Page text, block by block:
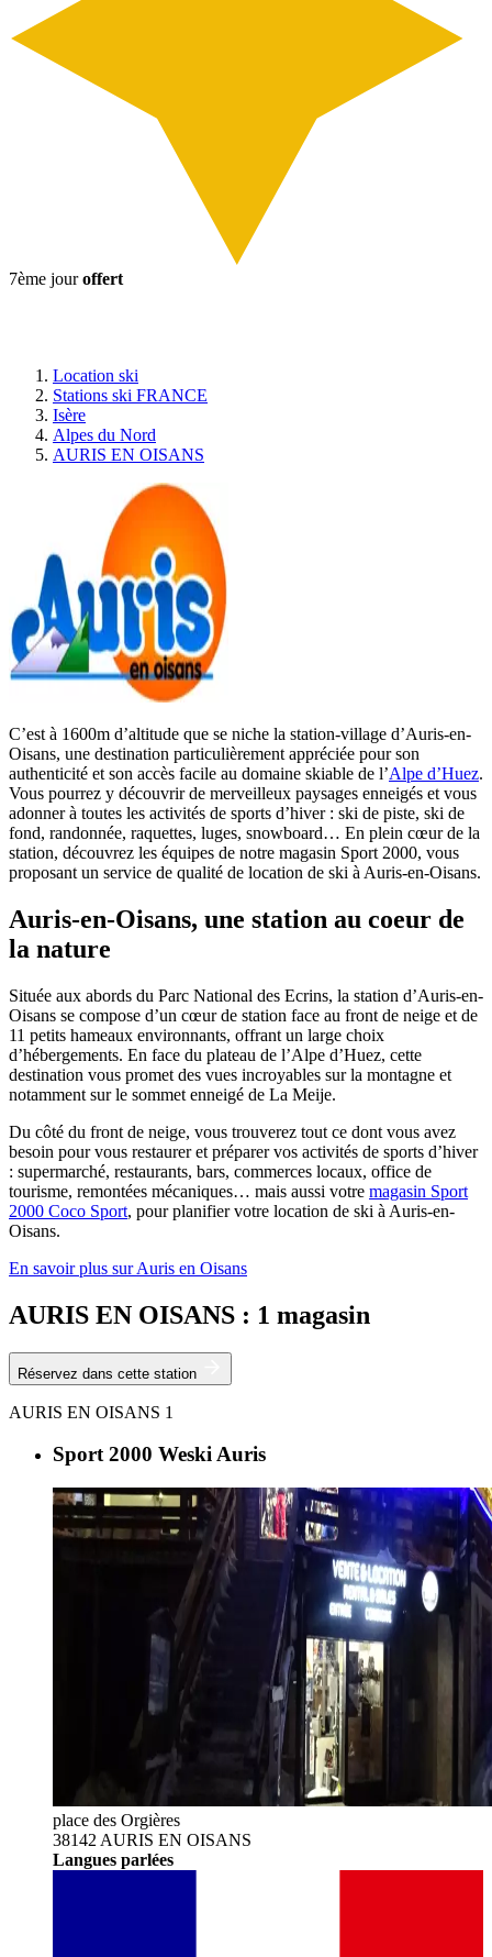
7ème jouroffert
Location ski
Stations ski FRANCE
Isère
Alpes du Nord
AURIS EN OISANS
C’est à 1600m d’altitude que se niche la station-village d’Auris-en-
Oisans, une destination particulièrement appréciée pour son
authenticité et son accès facile au domaine skiable de l’Alpe d’Huez.
Vous pourrez y découvrir de merveilleux paysages enneigés et vous
adonner à toutes les activités de sports d’hiver : ski de piste, ski de
fond, randonnée, raquettes, luges, snowboard… En plein cœur de la
station, découvrez les équipes de notre magasin Sport 2000, vous
proposant un service de qualité de location de ski à Auris-en-Oisans.
Auris-en-Oisans, une station au coeur de
la nature
Située aux abords du Parc National des Ecrins, la station d’Auris-en-
Oisans se compose d’un cœur de station face au front de neige et de
11 petits hameaux environnants, offrant un large choix
d’hébergements. En face du plateau de l’Alpe d’Huez, cette
destination vous promet des vues incroyables sur la montagne et
notamment sur le sommet enneigé de La Meije.
Du côté du front de neige, vous trouverez tout ce dont vous avez
besoin pour vous restaurer et préparer vos activités de sports d’hiver
: supermarché, restaurants, bars, commerces locaux, office de
tourisme, remontées mécaniques… mais aussi votre magasin Sport
2000 Coco Sport, pour planifier votre location de ski à Auris-en-
Oisans.
En savoir plus sur Auris en Oisans
AURIS EN OISANS : 1 magasin
Réservez dans cette station
AURIS EN OISANS 1
Sport 2000 Weski Auris
place des Orgières
38142 AURIS EN OISANS
Langues parlées